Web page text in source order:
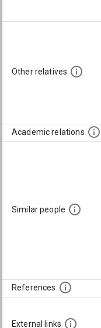
Other relatives
Academic relations
Similar people
References
External links